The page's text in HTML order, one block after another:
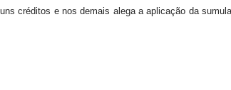
créditos e nos demais alega a aplicação da